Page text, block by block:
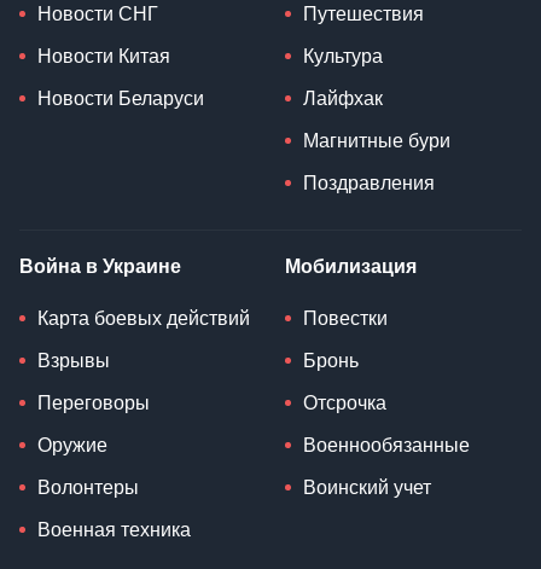
Новости СНГ
Новости Китая
Новости Беларуси
Путешествия
Культура
Лайфхак
Магнитные бури
Поздравления
Война в Украине
Карта боевых действий
Взрывы
Переговоры
Оружие
Волонтеры
Военная техника
Мобилизация
Повестки
Бронь
Отсрочка
Военнообязанные
Воинский учет